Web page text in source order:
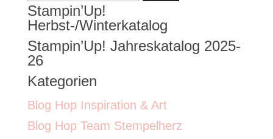
nach:
Stampin’Up!
Herbst-/Winterkatalog
Stampin’Up! Jahreskatalog 2025-
26
Kategorien
Blog Hop Inspiration & Art
Blog Hop Team Stempelherz